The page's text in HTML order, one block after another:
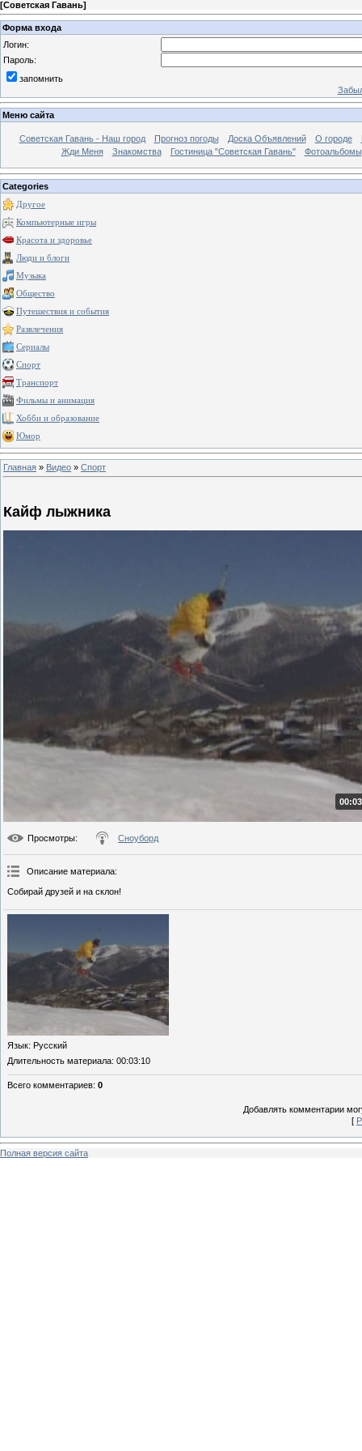
[Советская Гавань]
Форма входа
Логин:
Пароль:
запомнить
Меню сайта
Советская Гавань - Наш город Прогноз погоды Доска Объявлений О городе
Жди Меня
Знакомства Гостиница "Советская Гавань" Фотоальбомы
Categories
Другое
Компьютерные игры
Красота и здоровье
Люди и блоги
Музыка
Общество
Путешествия и события
Развлечения
Сериалы
Спорт
Транспорт
Фильмы и анимация
Хобби и образование
Юмор
Главная » Видео » Спорт
Кайф лыжника
Просмотры: Сноуборд
Описание материала:
Собирай друзей и на склон!
Язык: Русский
Длительность материала: 00:03:10
Всего комментариев: 0
Добавлять комментарии
[
Полная версия сайта